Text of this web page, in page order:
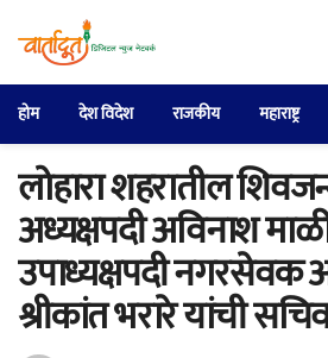
होम देश विदेश राजकीय महाराष्ट्र
लोहारा शहरातील
अध्यक्षपदी अविनाश
उपाध्यक्षपदी
श्रीकांत भरारे यांची